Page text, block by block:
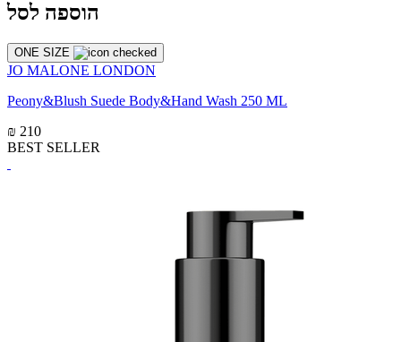
הוספה לסל
ONE SIZE
JO MALONE LONDON
Peony&Blush Suede Body&Hand Wash 250 ML
₪ 210
BEST SELLER